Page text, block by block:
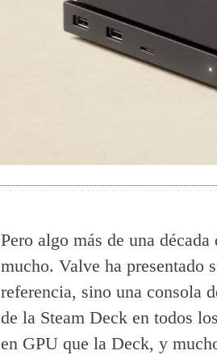
Pero algo más de una
mucho. Valve ha presentado
referencia, sino una consola
de la Steam Deck en todos
en GPU que la Deck, y